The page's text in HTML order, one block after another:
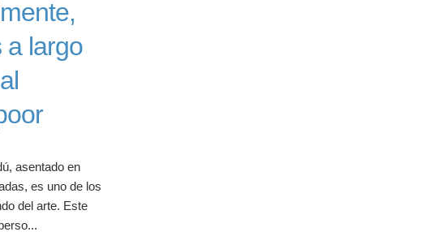
a largo
asentado en
es uno de los
del arte. Este